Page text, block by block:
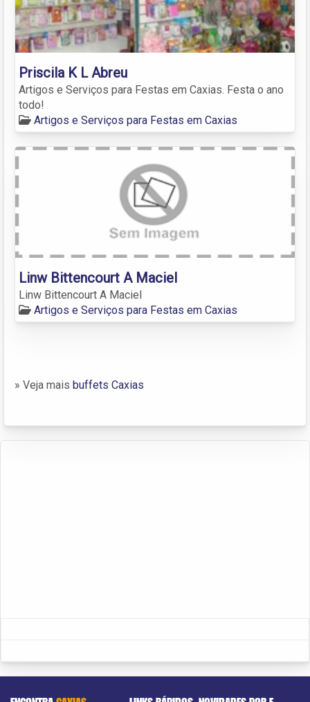
Priscila K L Abreu
Artigos e Serviços para Festas em Caxias. Festa o ano
todo!
Artigos e Serviços para Festas em Caxias
Linw Bittencourt A Maciel
Linw Bittencourt A Maciel
Artigos e Serviços para Festas em Caxias
» Veja mais buffets Caxias